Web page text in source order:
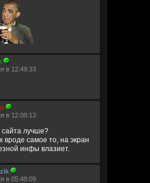
в 12:49:33
в 12:09:13
лучше?
вроде самое то, на экран
инфы влазиет.
в 05:48:09